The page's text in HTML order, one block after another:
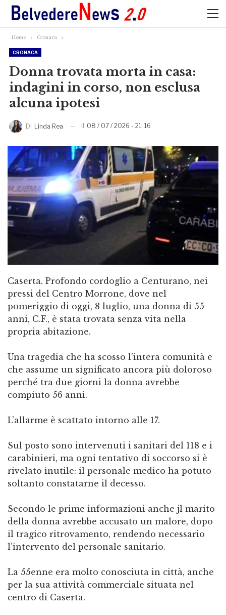
Home Cronaca
CRONACA
Donna trovata morta in casa:
indagini in corso, non esclusa
alcuna ipotesi
Di Linda Rea 08 / 07 / 2026 - 21: 16
Caserta. Profondo cordoglio a Centurano, nei
pressi del Centro Morrone, dove nel
pomeriggio di oggi, 8 luglio, una donna di 55
anni, C.F., è stata trovata senza vita nella
propria abitazione.
Una tragedia che ha scosso l’intera comunità e
che assume un significato ancora più doloroso
perché tra due giorni la donna avrebbe
compiuto 56 anni.
L’allarme è scattato intorno alle 17.
Sul posto sono intervenuti i sanitari del 118 e i
carabinieri, ma ogni tentativo di soccorso si è
rivelato inutile: il personale medico ha potuto
soltanto constatarne il decesso.
Secondo le prime informazioni anche jl marito
della donna avrebbe accusato un malore, dopo
il tragico ritrovamento, rendendo necessario
l’intervento del personale sanitario.
La 55enne era molto conosciuta in città, anche
per la sua attività commerciale situata nel
centro di Caserta.